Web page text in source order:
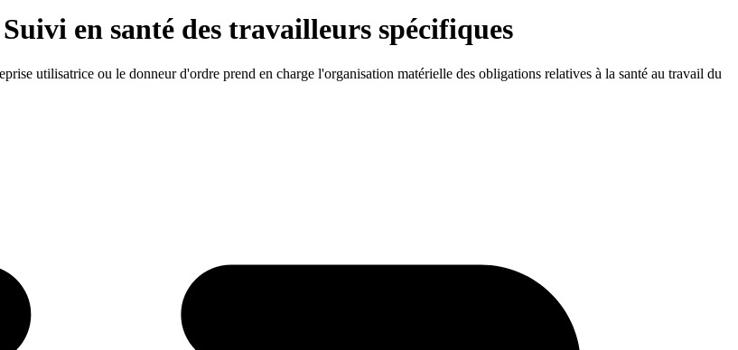
en santé des travailleurs spécifiques
utilisatrice ou le donneur d'ordre prend en charge l'organisation matérielle des obligations relatives à la santé au travail du